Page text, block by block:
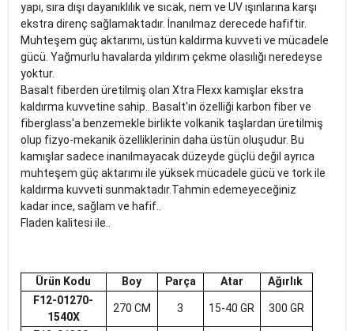
yapı, sıra dışı dayanıklılık ve sıcak, nem ve UV ışınlarına karşı
ekstra direnç sağlamaktadır. İnanılmaz derecede hafiftir.
Muhteşem güç aktarımı, üstün kaldırma kuvveti ve mücadele
gücü. Yağmurlu havalarda yıldırım çekme olasılığı neredeyse
yoktur.
Basalt fiberden üretilmiş olan Xtra Flexx kamışlar ekstra
kaldırma kuvvetine sahip.. Basalt'ın özelliği karbon fiber ve
fiberglass'a benzemekle birlikte volkanik taşlardan üretilmiş
olup fizyo-mekanik özelliklerinin daha üstün oluşudur. Bu
kamışlar sadece inanılmayacak düzeyde güçlü değil ayrıca
muhteşem güç aktarımı ile yüksek mücadele gücü ve tork ile
kaldırma kuvveti sunmaktadır.Tahmin edemeyeceğiniz
kadar ince, sağlam ve hafif..
Fladen kalitesi ile..
Ürün Kodu Boy Parça Atar
Ağırlık
F12-01270-
1540X
270 CM 3 15-40 GR 300 GR